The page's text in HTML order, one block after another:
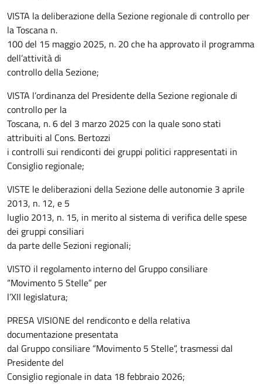
VISTA la deliberazione della Sezione regionale di controllo per
la Toscana n.
100 del 15 maggio 2025, n. 20 che ha approvato il programma
dell’attività di
controllo della Sezione;
VISTA l’ordinanza del Presidente della Sezione regionale di
controllo per la
Toscana, n. 6 del 3 marzo 2025 con la quale sono stati
attribuiti al Cons. Bertozzi
i controlli sui rendiconti dei gruppi politici rappresentati in
Consiglio regionale;
VISTE le deliberazioni della Sezione delle autonomie 3 aprile
2013, n. 12, e 5
luglio 2013, n. 15, in merito al sistema di verifica delle spese
dei gruppi consiliari
da parte delle Sezioni regionali;
VISTO il regolamento interno del Gruppo consiliare
“Movimento 5 Stelle” per
l’XII legislatura;
PRESA VISIONE del rendiconto e della relativa
documentazione presentata
dal Gruppo consiliare “Movimento 5 Stelle”, trasmessi dal
Presidente del
Consiglio regionale in data 18 febbraio 2026;